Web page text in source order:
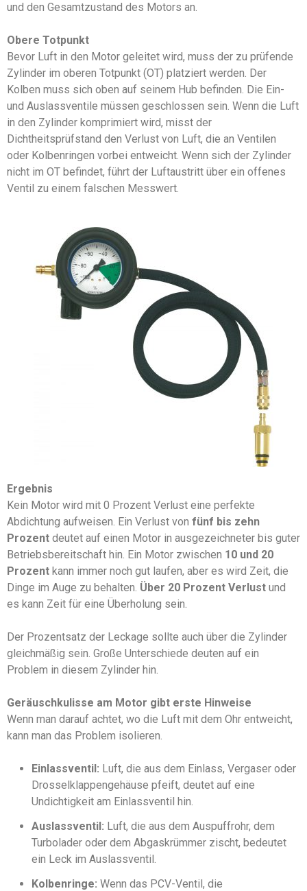
und den Gesamtzustand des Motors an.
Obere Totpunkt
Bevor Luft in den Motor geleitet wird, muss der zu prüfende
Zylinder im oberen Totpunkt (OT) platziert werden. Der
Kolben muss sich oben auf seinem Hub befinden. Die Ein-
und Auslassventile müssen geschlossen sein. Wenn die Luft
in den Zylinder komprimiert wird, misst der
Dichtheitsprüfstand den Verlust von Luft, die an Ventilen
oder Kolbenringen vorbei entweicht. Wenn sich der Zylinder
nicht im OT befindet, führt der Luftaustritt über ein offenes
Ventil zu einem falschen Messwert.
Ergebnis
Kein Motor wird mit 0 Prozent Verlust eine perfekte
Abdichtung aufweisen. Ein Verlust von fünf bis zehn
Prozent deutet auf einen Motor in ausgezeichneter bis guter
Betriebsbereitschaft hin. Ein Motor zwischen 10 und 20
Prozent kann immer noch gut laufen, aber es wird Zeit, die
Dinge im Auge zu behalten. Über 20 Prozent Verlust und
es kann Zeit für eine Überholung sein.
Der Prozentsatz der Leckage sollte auch über die Zylinder
gleichmäßig sein. Große Unterschiede deuten auf ein
Problem in diesem Zylinder hin.
Geräuschkulisse am Motor gibt erste Hinweise
Wenn man darauf achtet, wo die Luft mit dem Ohr entweicht,
kann man das Problem isolieren.
Einlassventil: Luft, die aus dem Einlass, Vergaser oder
Drosselklappengehäuse pfeift, deutet auf eine
Undichtigkeit am Einlassventil hin.
Auslassventil: Luft, die aus dem Auspuffrohr, dem
Turbolader oder dem Abgaskrümmer zischt, bedeutet
ein Leck im Auslassventil.
Kolbenringe: Wenn das PCV-Ventil, die